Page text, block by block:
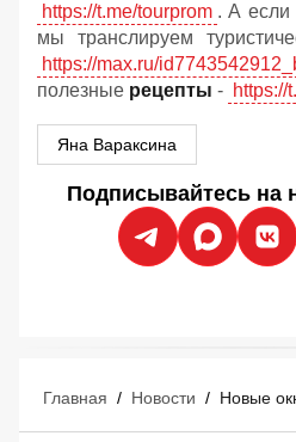
https://t.me/tourprom . А
мы транслируем
https://max.ru/
полезные рецепты - https://
Яна Вараксина
Подписывайтесь на
Главная / Новости /